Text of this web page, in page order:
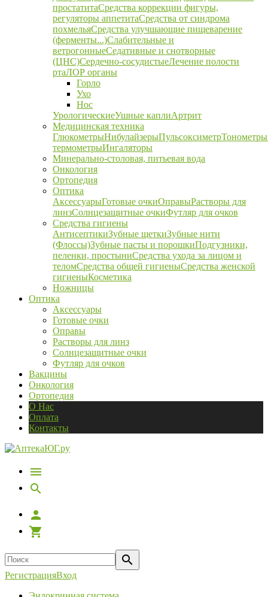
простатитаСредства коррекции фигуры,
регуляторы аппетитаСредства от синдрома
похмельяСредства улучшающие пищеварение
(ферменты...)Слабительные и
ветрогонныеСедативные и снотворные
(ЦНС)Сердечно-сосудистыеЛечение полости
ртаЛОР органы
Горло
Ухо
Нос
УрологическиеУшные каплиАртрит
Медицинская техника
ГлюкометрыНибулайзерыПульсоксиметрТонометры
термометрыИнгаляторы
Минерально-столовая, питьевая вода
Онкология
Ортопедия
Оптика
АксессуарыГотовые очкиОправыРастворы для
линзСолнцезащитные очкиФутляр для очков
Средства гигиены
АнтисептикиЗубные щеткиЗубные нити
(Флоссы)Зубные пасты и порошкиПодгузники,
пеленки, простыниСредства ухода за лицом и
теломСредства общей гигиеныСредства женской
гигиеныКосметика
Ножницы
Оптика
Аксессуары
Готовые очки
Оправы
Растворы для линз
Солнцезащитные очки
Футляр для очков
Вакцины
Онкология
Ортопедия
О Нас
Оплата
Контакты
РегистрацияВход